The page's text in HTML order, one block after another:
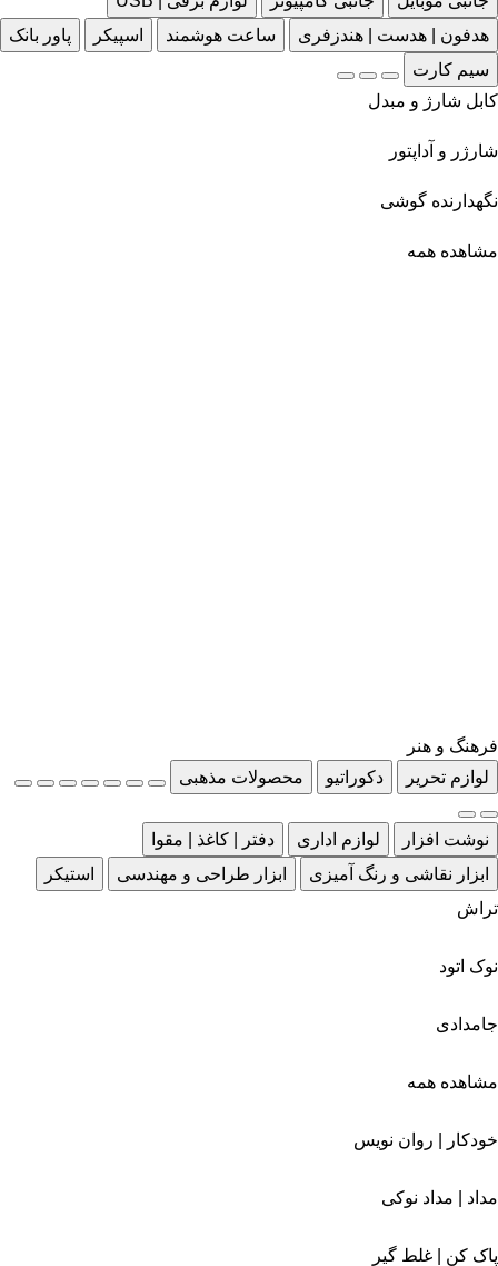
هدفون | هدست | هندزفری
ساعت هوشمند اسپیکر
پاور بانک
سیم کارت
کابل شارژ و مبدل
شارژر و آداپتور
نگهدارنده گوشی
مشاهده همه
فرهنگ و هنر
لوازم تحریر
دکوراتیو محصولات مذهبی
نوشت افزار لوازم اداری
دفتر | کاغذ | مقوا
ابزار نقاشی و رنگ آمیزی
ابزار طراحی و مهندسی
استیکر
تراش
نوک اتود
جامدادی
مشاهده همه
خودکار | روان نویس
مداد | مداد نوکی
پاک کن | غلط گیر